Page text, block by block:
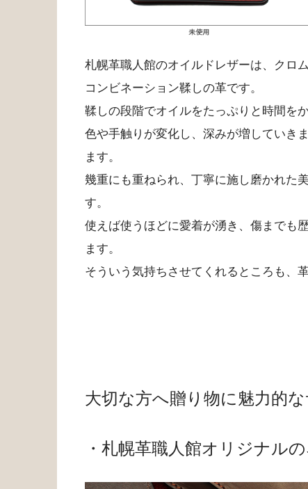
札幌革職人館のオイルドレザーは、クロ
コンビネーション鞣しの革です。
鞣しの段階でオイルをたっぷりと時間を
色や手触りが変化し、深みが増していき
ます。
幾重にも重ねられ、丁寧に施し磨かれた
す。
使えば使うほどに愛着が湧き、傷までも
ます。
そういう気持ちさせてくれるところも、
大切な方へ贈り物に魅力的
・札幌革職人館オリジナル